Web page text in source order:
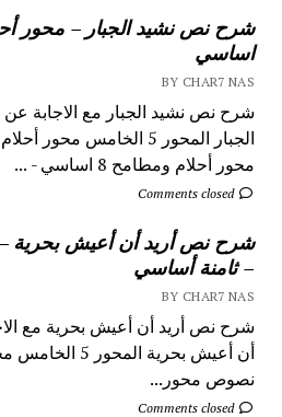
شرح نص نشيد الجبار – محور
اساسي
BY CHAR7 NAS
شرح نص نشيد الجبار مع الاجابة عن
الجبار المحور 5
محور أحلام ومطامح 8 اساسي - ...
Comments closed
شرح نص أريد أن أعيش بحرية –
– ثامنة أساسي
BY CHAR7 NAS
شرح نص أريد أن أعيش بحرية مع
أن أعيش بحرية
نصوص محور...
Comments closed